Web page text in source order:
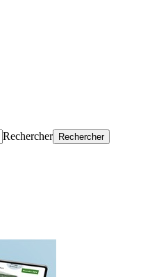
Rechercher